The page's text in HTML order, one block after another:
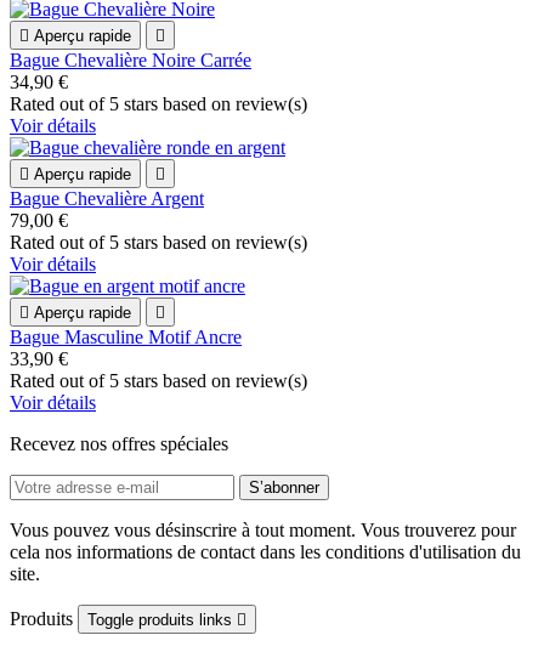
 Aperçu rapide 
Bague Chevalière Noire Carrée
34,90 €
Rated out of 5 stars based on review(s)
Voir détails
 Aperçu rapide 
Bague Chevalière Argent
79,00 €
Rated out of 5 stars based on review(s)
Voir détails
 Aperçu rapide 
Bague Masculine Motif Ancre
33,90 €
Rated out of 5 stars based on review(s)
Voir détails
Recevez nos offres spéciales
Vous pouvez vous désinscrire à tout moment. Vous trouverez pour
cela nos informations de contact dans les conditions d'utilisation du
site.
Produits Toggle produits links 